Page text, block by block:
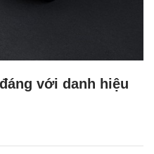
với danh hiệu